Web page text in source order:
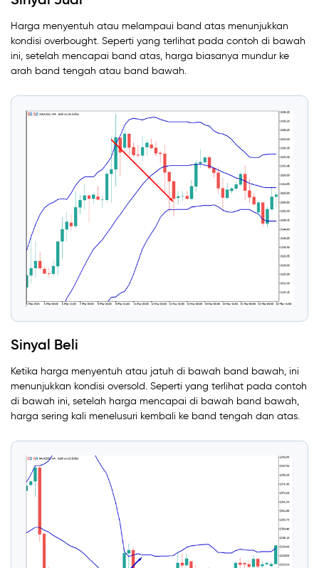
Harga menyentuh atau melampaui band atas menunjukkan
kondisi overbought. Seperti yang terlihat pada contoh di bawah
ini, setelah mencapai band atas, harga biasanya mundur ke
arah band tengah atau band bawah.
Sinyal Beli
Ketika harga menyentuh atau jatuh di bawah band bawah, ini
menunjukkan kondisi oversold. Seperti yang terlihat pada contoh
di bawah ini, setelah harga mencapai di bawah band bawah,
harga sering kali menelusuri kembali ke band tengah dan atas.